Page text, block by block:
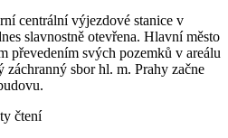
centrální výjezdové stanice v
slavnostně otevřena. Hlavní město
převedením svých pozemků v areálu
záchranný sbor hl. m. Prahy začne
čtení